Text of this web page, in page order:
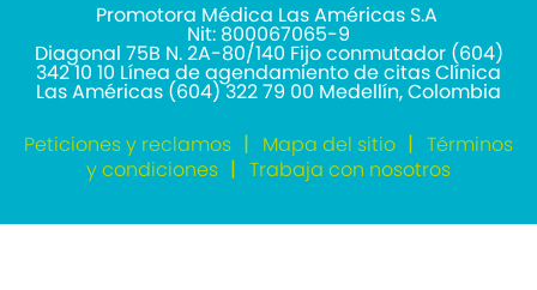
Promotora Médica Las Américas S.A
Nit: 800067065-9
Diagonal 75B N. 2A-80/140 Fijo conmutador (604)
342 10 10 Línea de agendamiento de citas Clínica
Las Américas (604) 322 79 00 Medellín, Colombia
Peticiones y reclamos
Mapa del sitio
Términos
y condiciones
Trabaja con nosotros